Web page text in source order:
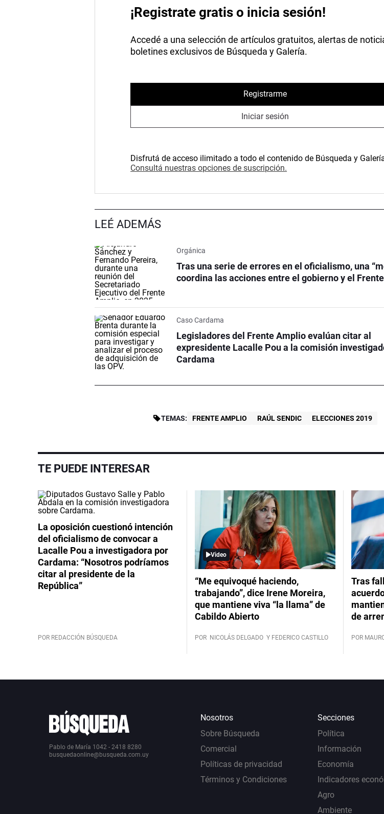
¡Registrate gratis o inicia sesión!
Accedé a una selección de artículos gratuitos, alertas de
boletines exclusivos de Búsqueda y Galería.
Registrarme
Iniciar sesión
Disfrutá de acceso ilimitado a todo el contenido de Búsqueda y
Consultá nuestras opciones de suscripción.
LEÉ ADEMÁS
Orgánica
Tras una serie de errores en el oficialismo, una
coordina las acciones entre el gobierno y el
Caso Cardama
Legisladores del Frente Amplio evalúan citar al
expresidente Lacalle Pou a la comisión
Cardama
TEMAS: FRENTE AMPLIO RAÚL SENDIC ELECCIONES 2019
TE PUEDE INTERESAR
La oposición cuestionó intención
del oficialismo de convocar a
Lacalle Pou a investigadora por
Cardama: “Nosotros podríamos
citar al presidente de la
República”
POR REDACCIÓN BÚSQUEDA
Video
“Me equivoqué haciendo,
trabajando”, dice Irene Moreira,
que mantiene viva “la llama” de
Cabildo Abierto
POR NICOLÁS DELGADO Y FEDERICO CASTILLO
Tras
de
POR
Pablo de María 1042 - 2418 8280
busquedaonline@busqueda.com.uy
Nosotros
Sobre Búsqueda
Comercial
Políticas de privacidad
Términos y Condiciones
Secciones
Política
Información
Economía
Indicadores
Agro
Ambiente